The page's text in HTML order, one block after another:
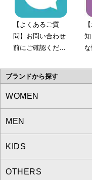
【よくあるご質
問】お問い合わせ
前にご確認くださ
知
ブランドから探す
WOMEN
a.v.v
MICHEL KLEIN
MK MICHEL KLEIN
MEN
a.v.v
MICHEL KLEIN
KIDS
a.v.v
OTHERS